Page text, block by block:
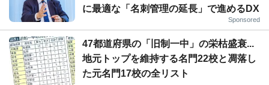
に最適な「名刺管理の延長」で進めるDX
Sponsored
47都道府県の「旧制一中」の栄枯盛衰...
地元トップを維持する名門22校と凋落し
た元名門17校の全リスト